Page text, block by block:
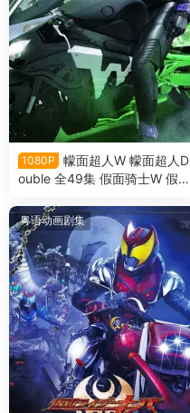
1080P
幪面超人W 幪面超人D
ouble 全49集 假面骑士W 假
粤语版
粤语动画剧集